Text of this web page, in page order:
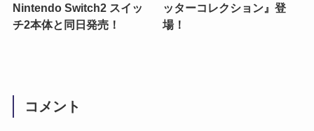
Nintendo Switch2 スイッ
チ2本体と同日発売！
ッターコレクション』登
場！
コメント